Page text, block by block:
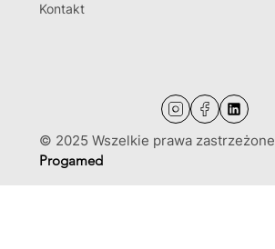
© 2025 Wszelkie prawa zastrzeżone
Progamed
Kontakt